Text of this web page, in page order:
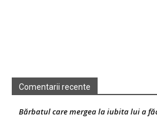
Comentarii recente
Bărbatul care mergea la iubita lui a